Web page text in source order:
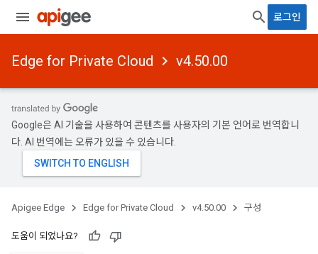
로그인
Edge for Private Cloud v4.50.00
Google은 AI 기술을 사용하여 콘텐츠를 사용자의 기본 언어로 번역합니
다. AI 번역에는 오류가 있을 수 있습니다.
Apigee Edge Edge for Private Cloud v4.50.00 구성
도움이 되었나요?